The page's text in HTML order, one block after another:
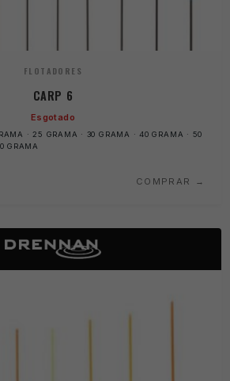
FLOTADORES
CARP 6
Esgotado
· 25 GRAMA · 30 GRAMA · 40 GRAMA · 50
GRAMA
COMPRAR